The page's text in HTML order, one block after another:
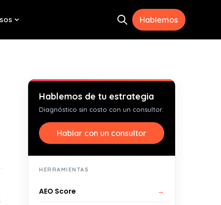
for Herramientas Open search
Hablemos
Hablemos de tu estrategia
Diagnóstico sin costo con un consultor.
Hablar con un consultor
HERRAMIENTAS
AEO Score →